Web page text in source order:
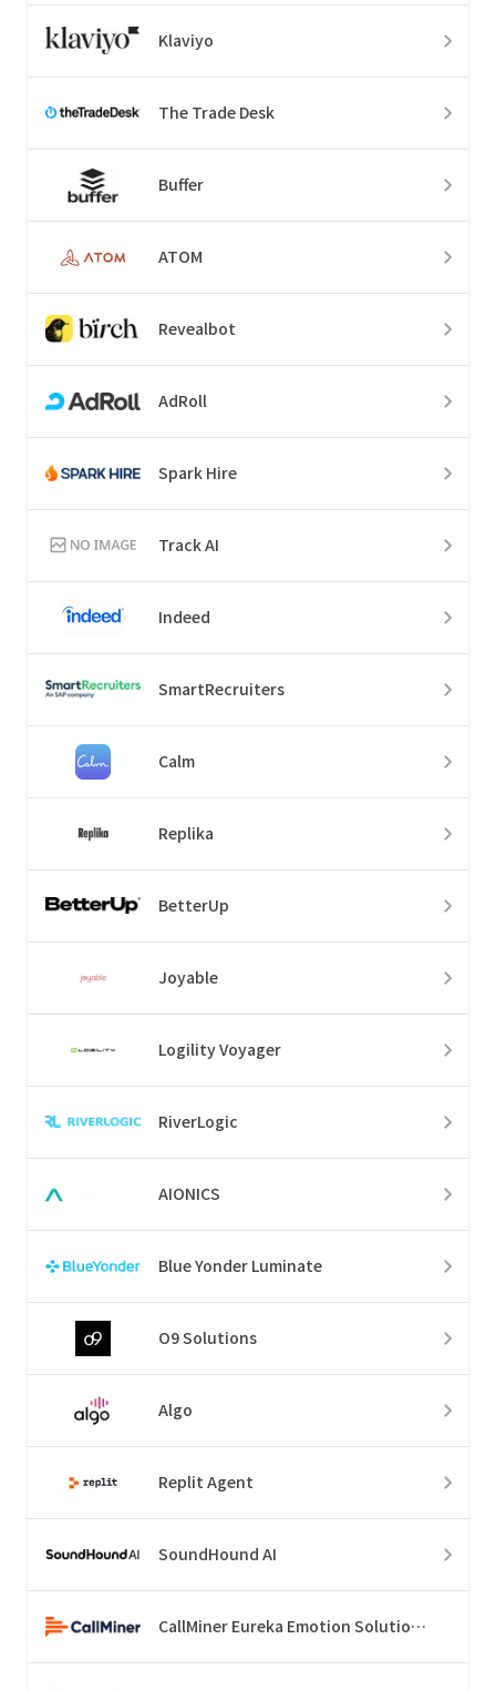
Klaviyo
The Trade Desk
Buffer
ATOM
Revealbot
AdRoll
Spark Hire
Track AI
Indeed
SmartRecruiters
Calm
Replika
BetterUp
Joyable
Logility Voyager
RiverLogic
AIONICS
Blue Yonder Luminate
O9 Solutions
Algo
Replit Agent
SoundHound AI
CallMiner Eureka Emotion Solution Suite